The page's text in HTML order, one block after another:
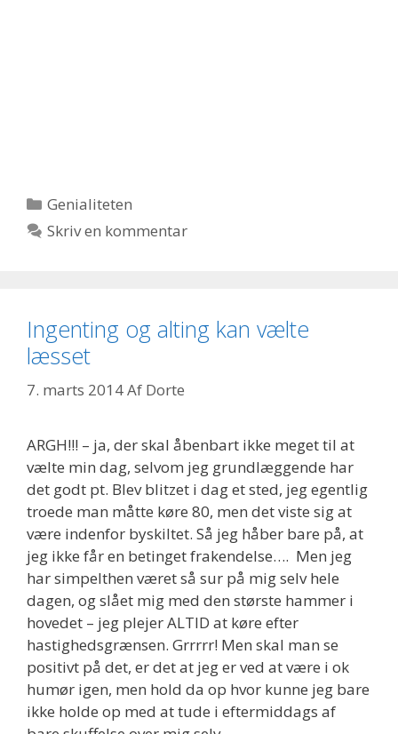
Kategorier
Genialiteten
Skriv en kommentar
Ingenting og alting kan vælte
læsset
7. marts 2014Af Dorte
ARGH!!! – ja, der skal åbenbart ikke meget til at
vælte min dag, selvom jeg grundlæggende har
det godt pt. Blev blitzet i dag et sted, jeg egentlig
troede man måtte køre 80, men det viste sig at
være indenfor byskiltet. Så jeg håber bare på, at
jeg ikke får en betinget frakendelse…. Men jeg
har simpelthen været så sur på mig selv hele
dagen, og slået mig med den største hammer i
hovedet – jeg plejer ALTID at køre efter
hastighedsgrænsen. Grrrrr! Men skal man se
positivt på det, er det at jeg er ved at være i ok
humør igen, men hold da op hvor kunne jeg bare
ikke holde op med at tude i eftermiddags af